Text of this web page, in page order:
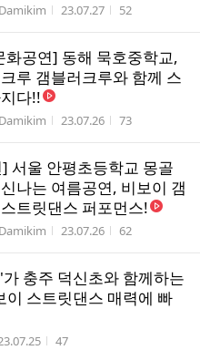
작성자
Damikim 작성시간
23.07.27 조회수
52
공연] 동해 묵호중학교,
루 갬블러크루와 함께 스
다!!
작성자
Damikim 작성시간
23.07.26 조회수
73
서울 안평초등학교 몽골
나는 여름공연, 비보이 갬
트릿댄스 퍼포먼스!
작성자
Damikim 작성시간
23.07.26 조회수
62
충주 덕신초와 함께하는
스트릿댄스 매력에 빠
성시간 조회수
47